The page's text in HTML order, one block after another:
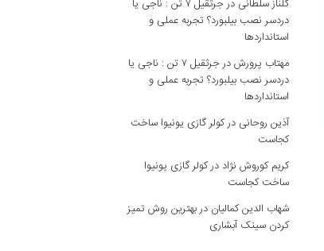
گلناز سلطانی در
جرثقیل ۷ تن : ناجی یا
دردسر نصب بیلبورد؟ تجربه عملی و
استانداردها
مهتاب پرورشدر
جرثقیل ۷ تن : ناجی یا
دردسر نصب بیلبورد؟ تجربه عملی و
استانداردها
آذین روحانی درکولر گازی یونیوا ساخت
کجاست
کریم کوروش نژاد درکولر گازی یونیوا
ساخت کجاست
شهاب الدین کمالیان دربهترین روش تمیز
کردن سینک آبشاری